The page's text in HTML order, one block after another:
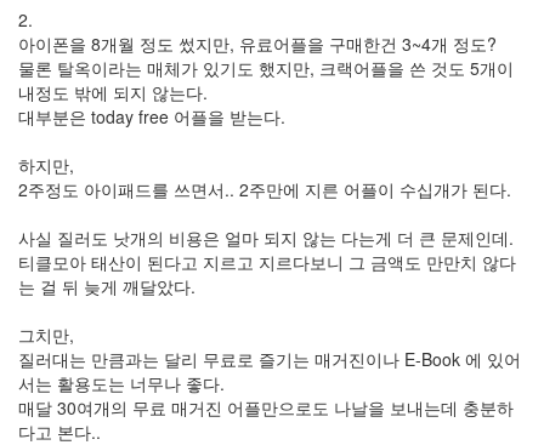
2.
아이폰을 8개월 정도 썼지만, 유료어플을 구매한건 3~4개 정도?
물론 탈옥이라는 매체가 있기도 했지만, 크랙어플을 쓴 것도 5개이
내정도 밖에 되지 않는다.
대부분은 today free 어플을 받는다.
하지만,
2주정도 아이패드를 쓰면서.. 2주만에 지른 어플이 수십개가 된다.
사실 질러도 낫개의 비용은 얼마 되지 않는 다는게 더 큰 문제인데.
티클모아 태산이 된다고 지르고 지르다보니 그 금액도 만만치 않다
는 걸 뒤 늦게 깨달았다.
그치만,
질러대는 만큼과는 달리 무료로 즐기는 매거진이나 E-Book 에 있어
서는 활용도는 너무나 좋다.
매달 30여개의 무료 매거진 어플만으로도 나날을 보내는데 충분하
다고 본다..
이
라
니
2012
년
러
스
그
편
Rainy
Day
Hoegaarden
똥